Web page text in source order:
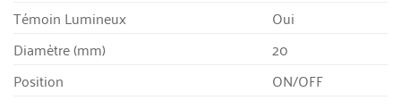
Témoin Lumineux
Oui
Diamètre (mm)
20
Position
ON/OFF